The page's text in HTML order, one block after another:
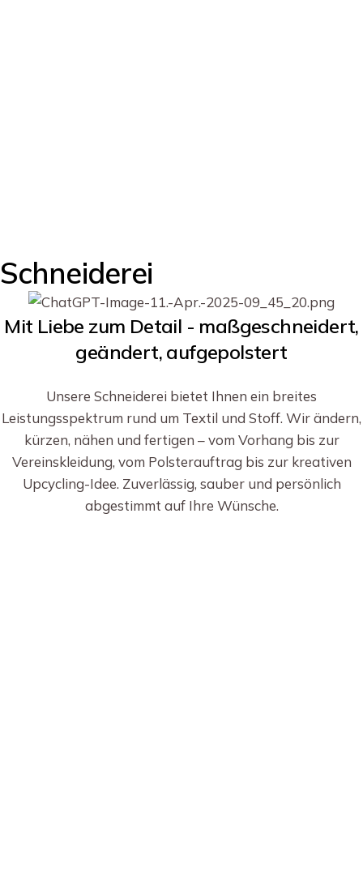
Schneiderei
Mit Liebe zum Detail - maßgeschneidert,
geändert, aufgepolstert
Unsere Schneiderei bietet Ihnen ein breites
Leistungsspektrum rund um Textil und Stoff. Wir ändern,
kürzen, nähen und fertigen – vom Vorhang bis zur
Vereinskleidung, vom Polsterauftrag bis zur kreativen
Upcycling-Idee. Zuverlässig, sauber und persönlich
abgestimmt auf Ihre Wünsche.